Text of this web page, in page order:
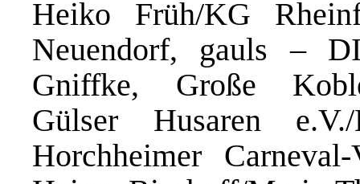
Heiko Früh/KG
Neuendorf, gauls –
Gniffke, Große
Gülser Husaren
Horchheimer